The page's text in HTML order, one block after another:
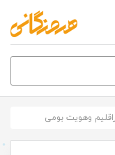
وهویت بومی